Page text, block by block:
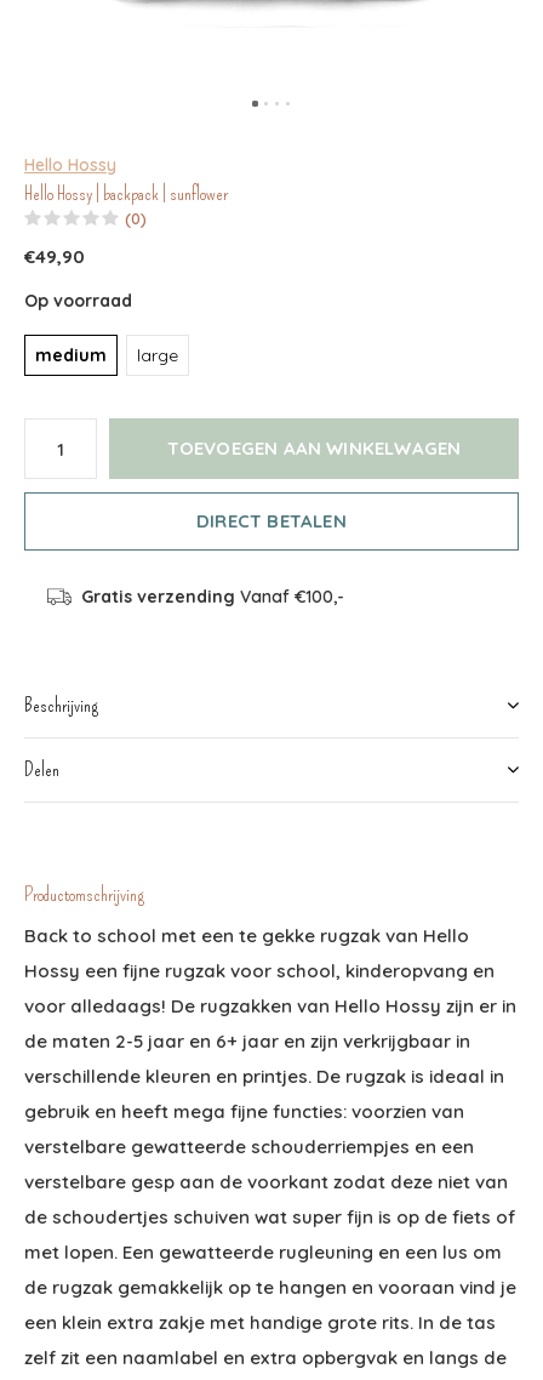
Hello Hossy
Hello Hossy | backpack | sunflower
(0)
€49,90
Op voorraad
medium large
TOEVOEGEN AAN WINKELWAGEN
DIRECT BETALEN
Gratis verzending Vanaf €100,-
Beschrijving
Delen
Productomschrijving
Back to school met een te gekke rugzak van Hello
Hossy een fijne rugzak voor school, kinderopvang en
voor alledaags! De rugzakken van Hello Hossy zijn er in
de maten 2-5 jaar en 6+ jaar en zijn verkrijgbaar in
verschillende kleuren en printjes. De rugzak is ideaal in
gebruik en heeft mega fijne functies: voorzien van
verstelbare gewatteerde schouderriempjes en een
verstelbare gesp aan de voorkant zodat deze niet van
de schoudertjes schuiven wat super fijn is op de fiets of
met lopen. Een gewatteerde rugleuning en een lus om
de rugzak gemakkelijk op te hangen en vooraan vind je
een klein extra zakje met handige grote rits. In de tas
zelf zit een naamlabel en extra opbergvak en langs de